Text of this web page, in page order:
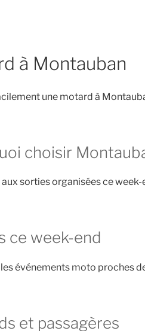
à Montauban
une motard à
choisir
sorties organisées ce week-
ce week-end
événements moto proches
et passagères